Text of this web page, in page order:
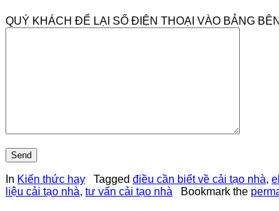
QUÝ KHÁCH ĐỂ LẠI SỐ ĐIỆN THOẠI VÀO BẢNG
In Kiến thức hay Tagged điều cần biết về cải tạo nhà,
liệu cải tạo nhà, tư vấn cải tạo nhà Bookmark the